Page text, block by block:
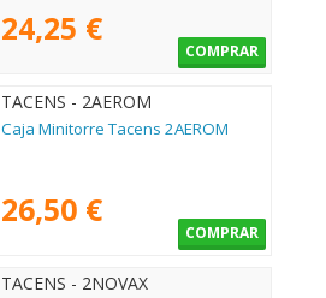
24,25 €
COMPRAR
TACENS - 2AEROM
Caja Minitorre Tacens 2AEROM
26,50 €
COMPRAR
TACENS - 2NOVAX